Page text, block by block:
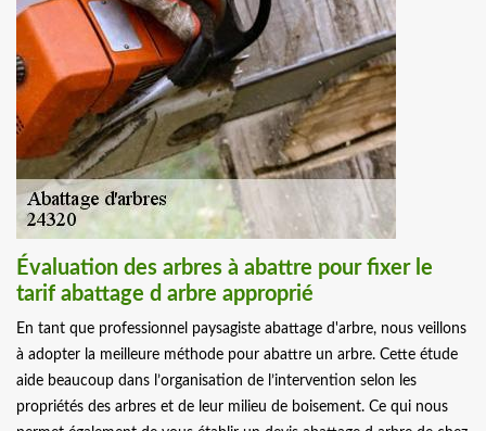
Évaluation des arbres à abattre pour fixer le
tarif abattage d arbre approprié
En tant que professionnel paysagiste abattage d'arbre, nous veillons
à adopter la meilleure méthode pour abattre un arbre. Cette étude
aide beaucoup dans l’organisation de l’intervention selon les
propriétés des arbres et de leur milieu de boisement. Ce qui nous